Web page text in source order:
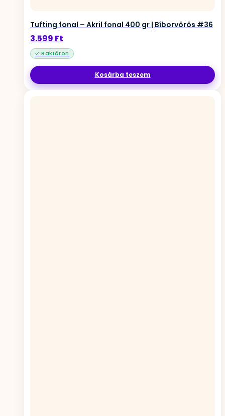
Tufting fonal – Akril fonal 400 gr | Bíborvörös #36
3.599 Ft
Kosárba teszem